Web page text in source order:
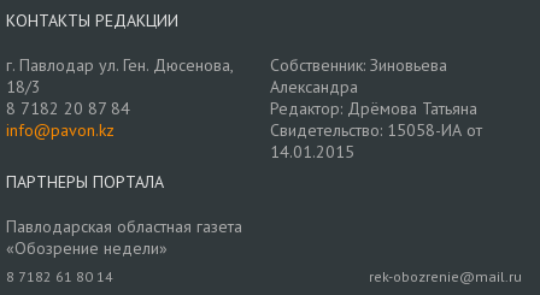
КОНТАКТЫ РЕДАКЦИИ
г. Павлодар ул. Ген. Дюсенова,
18/3
8 7182 20 87 84
info@pavon.kz
Собственник: Зиновьева
Александра
Редактор: Дрёмова Татьяна
Свидетельство: 15058-ИА от
14.01.2015
ПАРТНЕРЫ ПОРТАЛА
Павлодарская областная газета
«Обозрение недели»
8 7182 61 80 14 rek-obozrenie@mail.ru